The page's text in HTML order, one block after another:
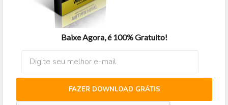
Baixe Agora, é 100% Gratuito!
FAZER DOWNLOAD GRÁTIS